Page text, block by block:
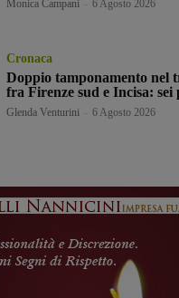
Monica Campani 6 Agosto 2026
Cronaca
Doppio tamponamento nel
fra Firenze sud e Incisa: sei
Glenda Venturini 6 Agosto 2026